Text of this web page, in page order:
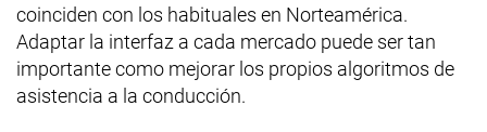
coinciden con los habituales en Norteamérica.
Adaptar la interfaz a cada mercado puede ser tan
importante como mejorar los propios algoritmos de
asistencia a la conducción.